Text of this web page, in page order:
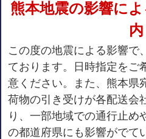
熊本地震の影響に
内
この度の地震による影響で
ております。日時指定をご
意ください。また、熊本県
荷物の引き受けが各配送会
り、一部地域での通行止め
の都道府県にも影響がでて